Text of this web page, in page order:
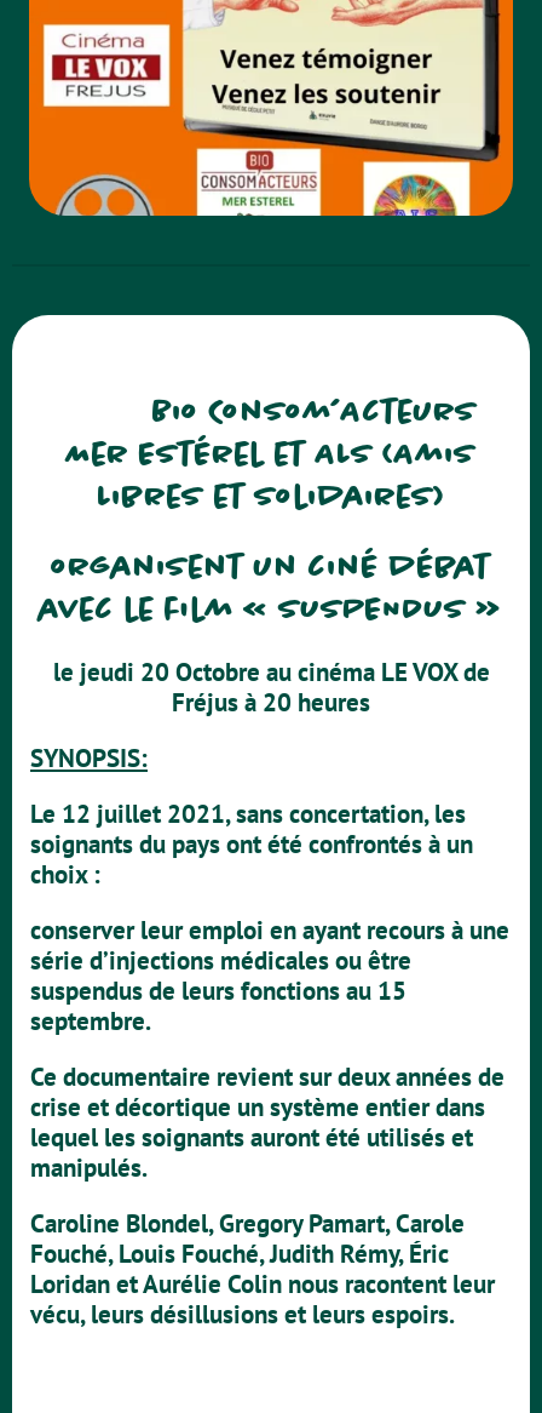
Bio Consom’Acteurs
Mer Estérel et ALS (Amis
Libres et Solidaires)
organisent un ciné débat
avec le film « SUSPENDUS »
le jeudi 20 Octobre au cinéma LE VOX de
Fréjus à 20 heures
SYNOPSIS:
Le 12 juillet 2021, sans concertation, les
soignants du pays ont été confrontés à un
choix :
conserver leur emploi en ayant recours à une
série d’injections médicales ou être
suspendus de leurs fonctions au 15
septembre.
Ce documentaire revient sur deux années de
crise et décortique un système entier dans
lequel les soignants auront été utilisés et
manipulés.
Caroline Blondel, Gregory Pamart, Carole
Fouché, Louis Fouché, Judith Rémy, Éric
Loridan et Aurélie Colin nous racontent leur
vécu, leurs désillusions et leurs espoirs.